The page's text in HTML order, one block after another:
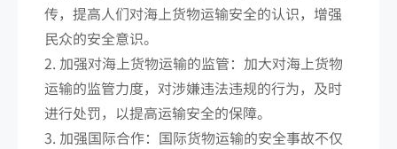
传，提高人们对海上货物运输安全的认识，增强
民众的安全意识。
2. 加强对海上货物运输的监管：加大对海上货物
运输的监管力度，对涉嫌违法违规的行为，及时
进行处罚，以提高运输安全的保障。
3. 加强国际合作：国际货物运输的安全事故不仅